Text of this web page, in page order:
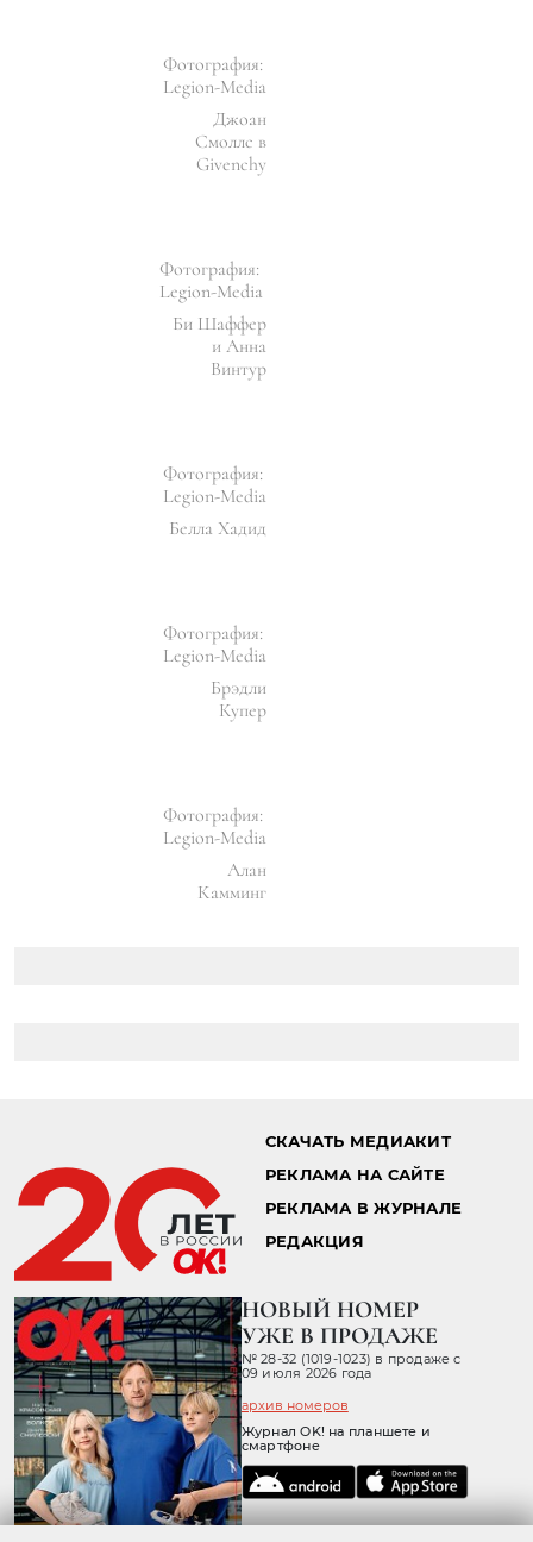
Фотография:
Legion-Media
Джоан
Смоллс в
Givenchy
Фотография:
Legion-Media
Би Шаффер
и Анна
Винтур
Фотография:
Legion-Media
Белла Хадид
Фотография:
Legion-Media
Брэдли
Купер
Фотография:
Legion-Media
Алан
Камминг
СКАЧАТЬ МЕДИАКИТ
РЕКЛАМА НА САЙТЕ
РЕКЛАМА В ЖУРНАЛЕ
РЕДАКЦИЯ
НОВЫЙ НОМЕР
УЖЕ В ПРОДАЖЕ
№ 28-32 (1019-1023) в продаже с
09 июля 2026 года
архив номеров
Журнал OK! на планшете и
смартфоне